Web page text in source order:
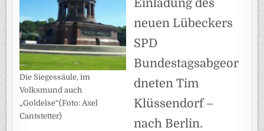
Die Siegessäule, im
Volksmund auch
„Goldelse“(Foto: Axel
Cantstetter)
Einladung des
neuen Lübeckers
SPD
Bundestagsabgeor
dneten Tim
Klüssendorf –
nach Berlin.